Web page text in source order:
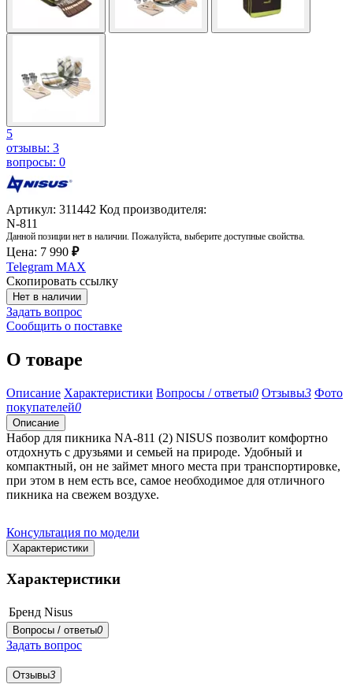
5
отзывы: 3
вопросы: 0
Артикул: 311442 Код производителя:
N-811
Данной позиции нет в наличии. Пожалуйста, выберите доступные свойства.
Цена: 7 990 ₽
Telegram MAX
Скопировать ссылку
Нет в наличии
Задать вопрос
Сообщить о поставке
О товаре
Описание Характеристики Вопросы / ответы0 Отзывы3 Фото
покупателей0
Описание
Набор для пикника NA-811 (2) NISUS позволит комфортно
отдохнуть с друзьями и семьей на природе. Удобный и
компактный, он не займет много места при транспортировке,
при этом в нем есть все, самое необходимое для отличного
пикника на свежем воздухе.
Консультация по модели
Характеристики
Характеристики
Бренд Nisus
Вопросы / ответы0
Задать вопрос
Отзывы3